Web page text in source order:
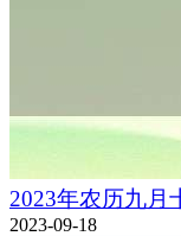
2023年农历九月
2023-09-18